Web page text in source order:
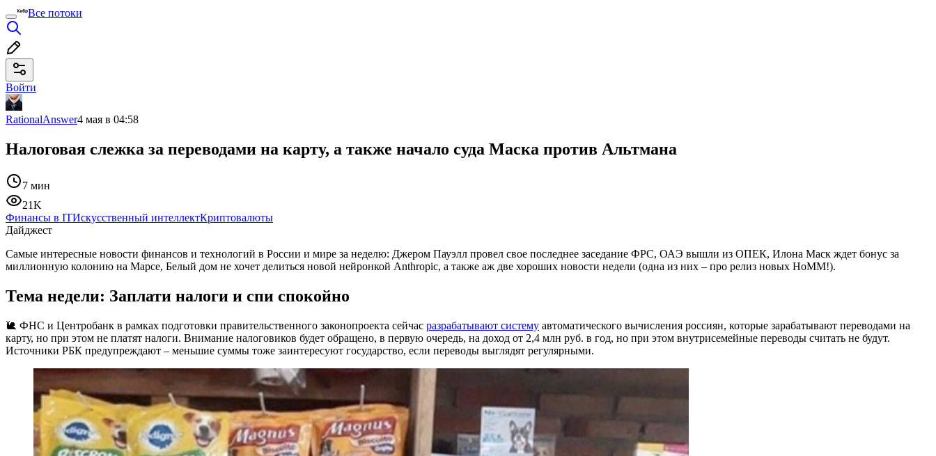
Все потоки
Войти
RationalAnswer4 мая в 04:58
Налоговая слежка за переводами на карту, а также начало суда Маска против Альтмана
7 мин
21K
Финансы в ITИскусственный интеллектКриптовалюты
Дайджест
Самые интересные новости финансов и технологий в России и мире за неделю: Джером Пауэлл провел свое последнее заседание ФРС, ОАЭ вышли из ОПЕК, Илона Маск ждет бонус за
миллионную колонию на Марсе, Белый дом не хочет делиться новой нейронкой Anthropic, а также аж две хороших новости недели (одна из них – про релиз новых HoMM!).
Тема недели: Заплати налоги и спи спокойно
🐌 ФНС и Центробанк в рамках подготовки правительственного законопроекта сейчас разрабатывают систему автоматического вычисления россиян, которые зарабатывают переводами на
карту, но при этом не платят налоги. Внимание налоговиков будет обращено, в первую очередь, на доход от 2,4 млн руб. в год, но при этом внутрисемейные переводы считать не будут.
Источники РБК предупреждают – меньшие суммы тоже заинтересуют государство, если переводы выглядят регулярными.